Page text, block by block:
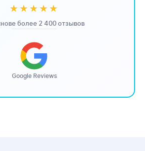
★★★★★
более 2 400 отзывов
Google Reviews